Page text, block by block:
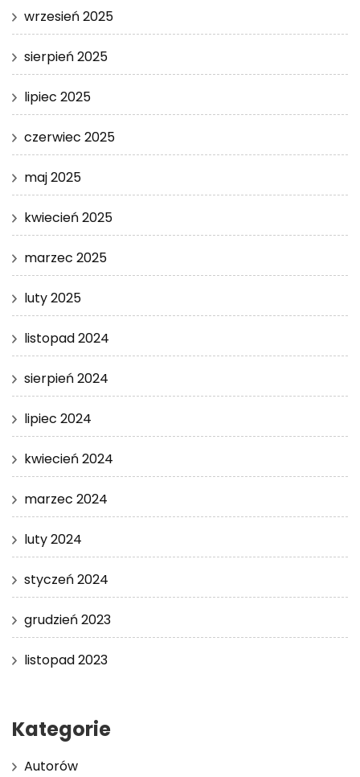
wrzesień 2025
sierpień 2025
lipiec 2025
czerwiec 2025
maj 2025
kwiecień 2025
marzec 2025
luty 2025
listopad 2024
sierpień 2024
lipiec 2024
kwiecień 2024
marzec 2024
luty 2024
styczeń 2024
grudzień 2023
listopad 2023
Kategorie
Autorów